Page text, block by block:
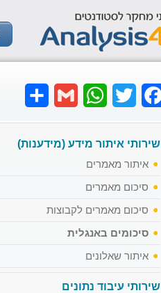
Facebook
Twitter
WhatsApp
Gmail
שירותי איתור מידע (מידענות)
איתור מאמרים
סיכום מאמרים
סיכום מאמרים לקבוצות
סיכומים באנגלית
איתור שאלונים
שירותי עיבוד נתונים